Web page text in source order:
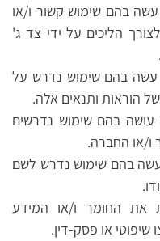
בהם שימוש קשור ו/או
הליכים על ידי צד ג'
בהם שימוש נדרש על
הוראות ותנאים אלה.
בהם שימוש נדרשים
ו/או החברה.
בהם שימוש נדרש לשם
החומר ו/או המידע
או פסק-דין.